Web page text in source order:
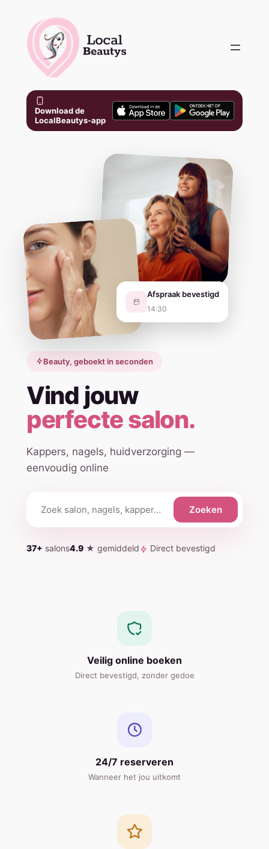
Download de
LocalBeautys-app
Beauty, geboekt in seconden
Vind jouw
perfecte salon.
Kappers, nagels, huidverzorging —
eenvoudig online
Zoeken
37+ salons4.9★ gemiddeld Direct bevestigd
Afspraak bevestigd
14:30
Veilig online boeken
Direct bevestigd, zonder gedoe
24/7 reserveren
Wanneer het jou uitkomt